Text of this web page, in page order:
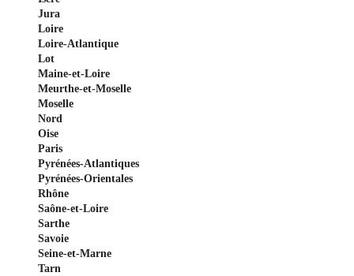
Jura
Loire
Loire-Atlantique
Lot
Maine-et-Loire
Meurthe-et-Moselle
Moselle
Nord
Oise
Paris
Pyrénées-Atlantiques
Pyrénées-Orientales
Rhône
Saône-et-Loire
Sarthe
Savoie
Seine-et-Marne
Tarn